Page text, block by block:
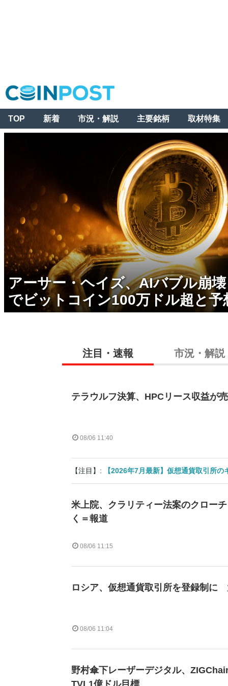
TOP 新着 市況・解説 主要銘柄 取材特集
アーサー・ヘイズ、AIバブル崩
でビットコイン100万ドル超と予
注目・速報 市況・解説
テラウルフ決算、HPCリース収益が
08/06 11:40
【注目】: 【2026年7月最新】仮想通貨取引所
米上院、クラリティー法案のクロー
く＝報道
08/06 11:15
ロシア、仮想通貨取引所を登録制に
08/06 11:04
野村傘下レーザーデジタル、